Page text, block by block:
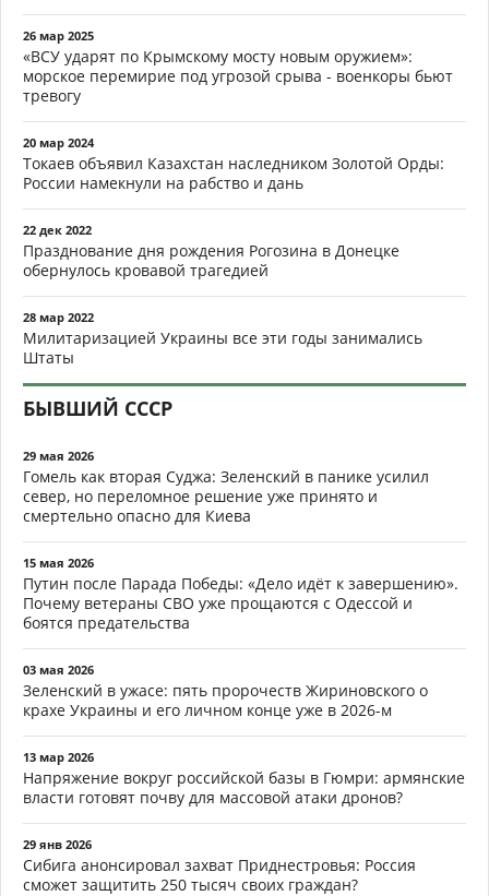
26 мар 2025
«ВСУ ударят по Крымскому мосту новым оружием»:
морское перемирие под угрозой срыва - военкоры бьют
тревогу
20 мар 2024
Токаев объявил Казахстан наследником Золотой Орды:
России намекнули на рабство и дань
22 дек 2022
Празднование дня рождения Рогозина в Донецке
обернулось кровавой трагедией
28 мар 2022
Милитаризацией Украины все эти годы занимались
Штаты
БЫВШИЙ СССР
29 мая 2026
Гомель как вторая Суджа: Зеленский в панике усилил
север, но переломное решение уже принято и
смертельно опасно для Киева
15 мая 2026
Путин после Парада Победы: «Дело идёт к завершению».
Почему ветераны СВО уже прощаются с Одессой и
боятся предательства
03 мая 2026
Зеленский в ужасе: пять пророчеств Жириновского о
крахе Украины и его личном конце уже в 2026-м
13 мар 2026
Напряжение вокруг российской базы в Гюмри: армянские
власти готовят почву для массовой атаки дронов?
29 янв 2026
Сибига анонсировал захват Приднестровья: Россия
сможет защитить 250 тысяч своих граждан?